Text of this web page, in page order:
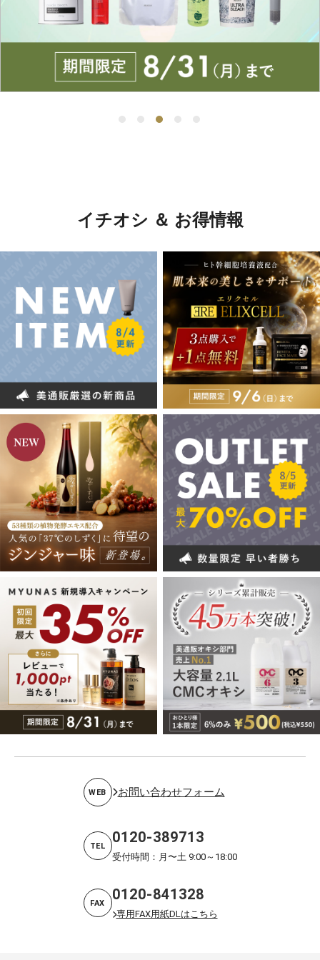
イチオシ ＆ お得情報
WEB お問い合わせフォーム
TEL 0120-389713
受付時間：月〜土 9:00～18:00
FAX 0120-841328
専用FAX用紙DLはこちら